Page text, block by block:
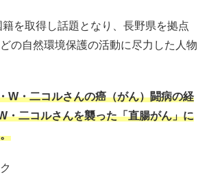
を取得し話題となり、長野県を拠点
の自然環境保護の活動に尽力した人物
W・二コルさんの癌（がん）闘病の経
・二コルさんを襲った「直腸がん」に